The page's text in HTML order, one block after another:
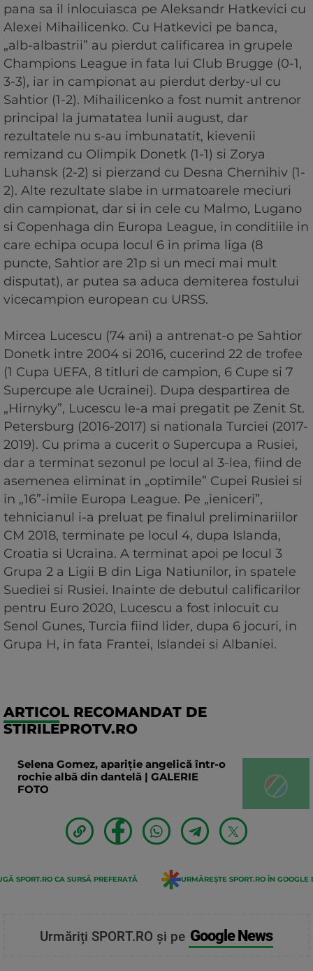
pana sa il inlocuiasca pe Aleksandr Hatkevici cu
Alexei Mihailicenko. Cu Hatkevici pe banca,
„alb-albastrii” au pierdut calificarea in grupele
Champions League in fata lui Club Brugge (0-1,
3-3), iar in campionat au pierdut derby-ul cu
Sahtior (1-2). Mihailicenko a fost numit antrenor
principal la jumatatea lunii august, dar
rezultatele nu s-au imbunatatit, kievenii
remizand cu Olimpik Donetk (1-1) si Zorya
Luhansk (2-2) si pierzand cu Desna Chernihiv (1-
2). Alte rezultate slabe in urmatoarele meciuri
din campionat, dar si in cele cu Malmo, Lugano
si Copenhaga din Europa League, in conditiile in
care echipa ocupa locul 6 in prima liga (8
puncte, Sahtior are 21p si un meci mai mult
disputat), ar putea sa aduca demiterea fostului
vicecampion european cu URSS.
Mircea Lucescu (74 ani) a antrenat-o pe Sahtior
Donetk intre 2004 si 2016, cucerind 22 de trofee
(1 Cupa UEFA, 8 titluri de campion, 6 Cupe si 7
Supercupe ale Ucrainei). Dupa despartirea de
„Hirnyky”, Lucescu le-a mai pregatit pe Zenit St.
Petersburg (2016-2017) si nationala Turciei (2017-
2019). Cu prima a cucerit o Supercupa a Rusiei,
dar a terminat sezonul pe locul al 3-lea, fiind de
asemenea eliminat in „optimile” Cupei Rusiei si
in „16”-imile Europa League. Pe „ieniceri”,
tehnicianul i-a preluat pe finalul preliminariilor
CM 2018, terminate pe locul 4, dupa Islanda,
Croatia si Ucraina. A terminat apoi pe locul 3
Grupa 2 a Ligii B din Liga Natiunilor, in spatele
Suediei si Rusiei. Inainte de debutul calificarilor
pentru Euro 2020, Lucescu a fost inlocuit cu
Senol Gunes, Turcia fiind lider, dupa 6 jocuri, in
Grupa H, in fata Frantei, Islandei si Albaniei.
ARTICOL RECOMANDAT DE
STIRILEPROTV.RO
Selena Gomez, apariție angelică într-o
rochie albă din dantelă | GALERIE
FOTO
SPORT.RO CA SURSĂ PREFERATĂ URMĂREȘTE SPORT.RO ÎN GOOGLE
Urmăriți SPORT.RO și pe Google News